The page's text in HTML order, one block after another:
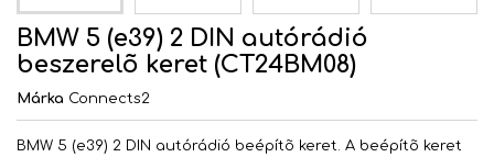
BMW 5 (e39) 2 DIN autórádió
beszerelõ keret (CT24BM08)
Márka Connects2
BMW 5 (e39) 2 DIN autórádió beépítõ keret. A beépítõ keret